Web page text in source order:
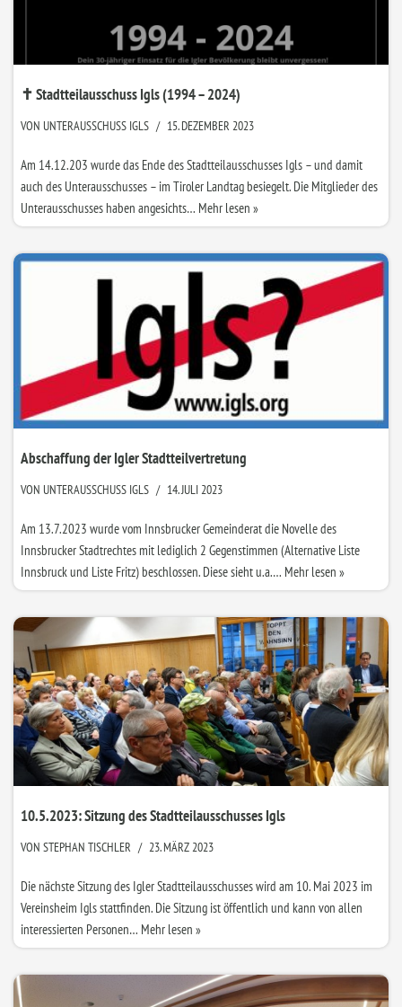
✝ Stadtteilausschuss Igls (1994 – 2024)
VON UNTERAUSSCHUSS IGLS 15. DEZEMBER 2023
Am 14.12.203 wurde das Ende des Stadtteilausschusses Igls – und damit
auch des Unterausschusses – im Tiroler Landtag besiegelt. Die Mitglieder des
Unterausschusses haben angesichts… Mehr lesen »
Abschaffung der Igler Stadtteilvertretung
VON UNTERAUSSCHUSS IGLS 14. JULI 2023
Am 13.7.2023 wurde vom Innsbrucker Gemeinderat die Novelle des
Innsbrucker Stadtrechtes mit lediglich 2 Gegenstimmen (Alternative Liste
Innsbruck und Liste Fritz) beschlossen. Diese sieht u.a.… Mehr lesen »
10.5.2023: Sitzung des Stadtteilausschusses Igls
VON STEPHAN TISCHLER 23. MÄRZ 2023
Die nächste Sitzung des Igler Stadtteilausschusses wird am 10. Mai 2023 im
Vereinsheim Igls stattfinden. Die Sitzung ist öffentlich und kann von allen
interessierten Personen… Mehr lesen »